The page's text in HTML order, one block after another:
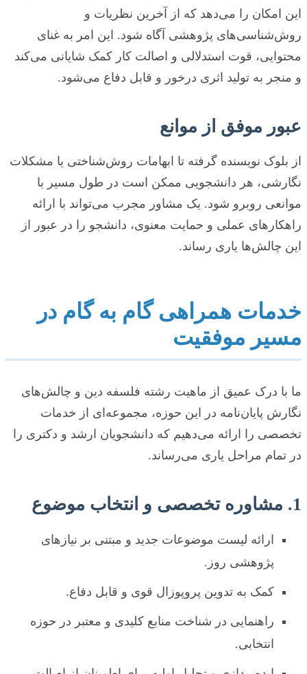
این امکان را می‌دهد که از آخرین نظریات و
روش‌شناسی‌های پژوهشی آگاه شود. این امر به غنای
محتوایی، قوت استدلالی و اصالت کار کمک شایانی می‌کند
و منجر به تولید اثری درخور و قابل دفاع می‌شود.
عبور موفق از موانع
از بلوک نویسنده گرفته تا ابهامات روش‌شناختی یا مشکلات
نگارشی، هر دانشجویی ممکن است در طول مسیر با
موانعی روبرو شود. یک مشاور مجرب می‌تواند با ارائه
راهکارهای عملی و حمایت معنوی، دانشجو را در عبور از
این چالش‌ها یاری رساند.
خدمات همراهی گام به گام در
مسیر موفقیت
ما با درک عمیق از ماهیت رشته فلسفه دین و چالش‌های
نگارش پایان‌نامه در این حوزه، مجموعه‌ای از خدمات
تخصصی را ارائه می‌دهیم که دانشجویان ارشد و دکتری را
در تمام مراحل یاری می‌رساند.
1. مشاوره تخصصی و انتخاب موضوع
ارائه لیست موضوعات جدید و مبتنی بر نیازهای
پژوهشی روز.
کمک به تدوین پروپوزال قوی و قابل دفاع.
راهنمایی در شناخت منابع کلیدی و معتبر در حوزه
انتخابی.